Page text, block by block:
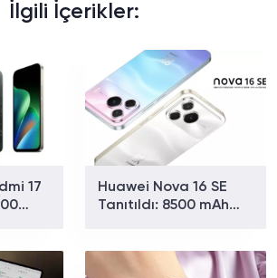
İlgili İçerikler:
17
Huawei Nova 16 SE
Tanıtıldı: 8500 mAh
Çekiyor